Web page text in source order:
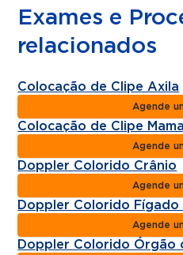
Exames e
relacionados
Colocação de Clipe Axila
Agende
Colocação de Clipe Mama
Agende
Doppler Colorido Crânio
Agende
Doppler Colorido Fígado
Agende
Doppler Colorido Órgão